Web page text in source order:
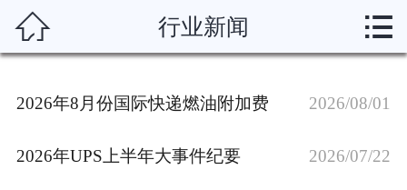
新闻动态
 行业新闻 
2026年8月份国际快递燃油附加费 2026/08/01
2026年UPS上半年大事件纪要 2026/07/22